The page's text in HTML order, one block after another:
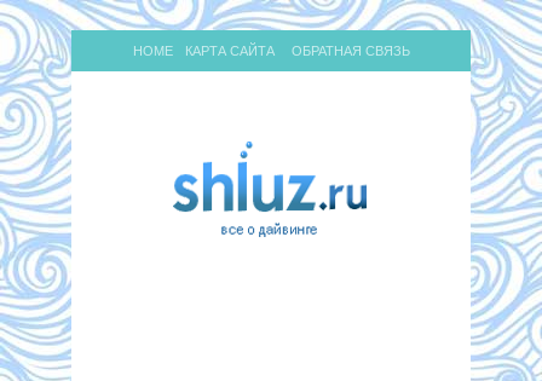
HOME КАРТА САЙТА ОБРАТНАЯ СВЯЗЬ